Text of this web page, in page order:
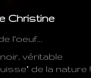
Christine
l'oeuf...
véritable
de la nature !